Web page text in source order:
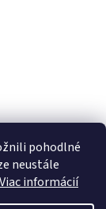
pohodlné
neustále
Viac informácií